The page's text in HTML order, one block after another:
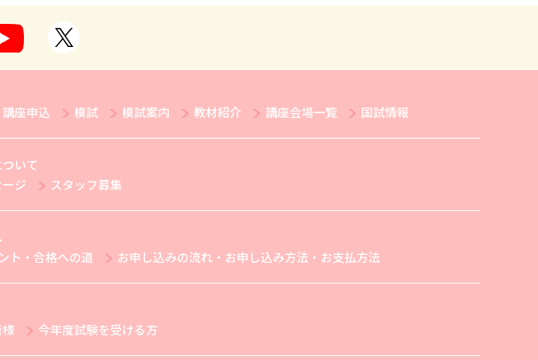
講座申込 模試 模試案内 教材紹介 講座会場一覧 国試情報
いて
ジ
スタッフ募集
ト・合格への道
お申し込みの流れ・お申し込み方法・お支払方法
今年度試験を受ける方